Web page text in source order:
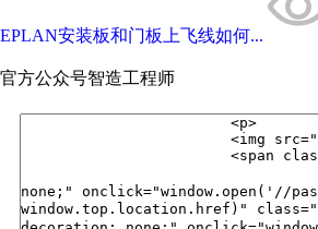
EPLAN安装板和门板上飞线如何...
官方公众号智造工程师